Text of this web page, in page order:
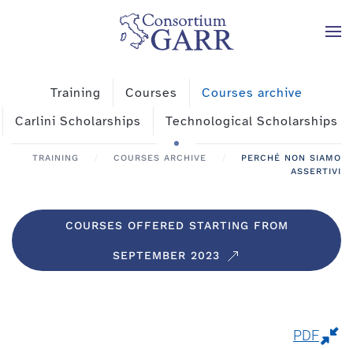
Skip to main content
Training Courses
Courses archive
Carlini Scholarships
Technological Scholarships
TRAINING COURSES ARCHIVE
PERCHÉ NON SIAMO
ASSERTIVI
COURSES OFFERED STARTING FROM
SEPTEMBER 2023
PDF